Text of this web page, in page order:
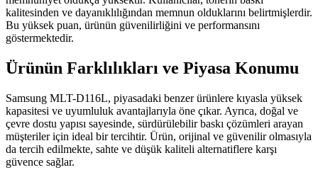
kalitesinden ve dayanıklılığından memnun olduklarını belirtmişlerdir.
Bu yüksek puan, ürünün güvenilirliğini ve performansını
göstermektedir.
Ürünün Farklılıkları ve Piyasa Konumu
Samsung MLT-D116L, piyasadaki benzer ürünlere kıyasla yüksek
kapasitesi ve uyumluluk avantajlarıyla öne çıkar. Ayrıca, doğal ve
çevre dostu yapısı sayesinde, sürdürülebilir baskı çözümleri arayan
müşteriler için ideal bir tercihtir. Ürün, orijinal ve güvenilir olmasıyla
da tercih edilmekte, sahte ve düşük kaliteli alternatiflere karşı
güvence sağlar.